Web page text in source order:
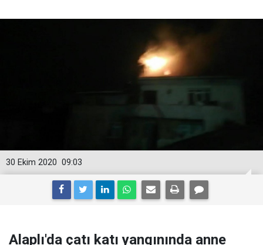
09:03
30 Ekim 2020
Alaplı'da çatı katı yangınında anne